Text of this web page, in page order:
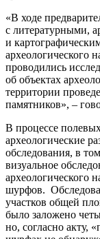
«В ходе
с литературными,
и
археологического
проводились
об объектах
территории
памятников», –
В процессе
археологические
обследования, в
визуальное
археологического
шурфов.
участков общей
было заложено
но, согласно акту,